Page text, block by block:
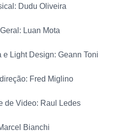
Dudu Oliveira
Luan Mota
e Light Design: Geann Toni
Fred Miglino
de Video: Raul Ledes
Bianchi